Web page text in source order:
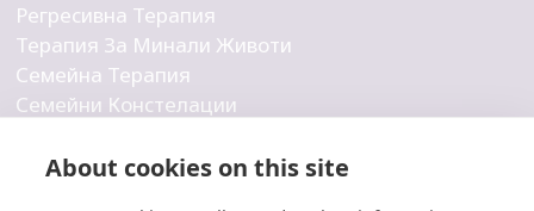
Регресивна Терапия
Терапия За Минали Животи
Семейна Терапия
Семейни Констелации
Вътрешна Детска Терапия
About cookies on this site